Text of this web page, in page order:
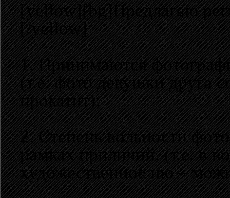
[yellow][bg]Предлагаю
[/yellow]
1. Принимаются
(т.е. фото девушки друга
прокатит);
2. Степень вольности
рамках приличий. (т.е. в
художественное ню –